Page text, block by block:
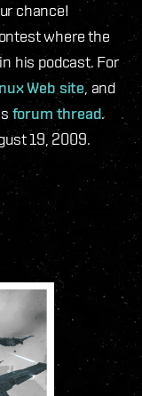
chance!
where the
his podcast. For
Web site, and
forum thread.
19, 2009.